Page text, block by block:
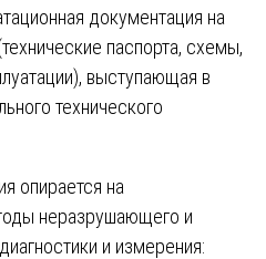
документация на
паспорта, схемы,
выступающая в
технического
опирается на
неразрушающего и
и измерения: